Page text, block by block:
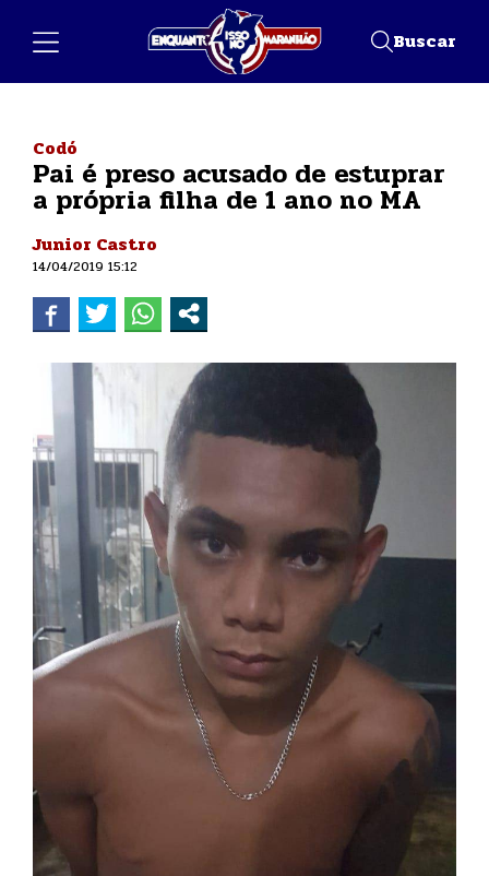
Buscar
Codó
Pai é preso acusado de estuprar
a própria filha de 1 ano no MA
Junior Castro
14/04/2019 15:12